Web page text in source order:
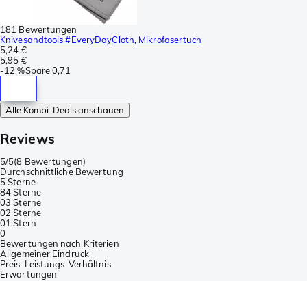
181 Bewertungen
Knivesandtools #EveryDayCloth, Mikrofasertuch
5,24 €
5,95 €
-12 %Spare0,71
Alle Kombi-Deals anschauen
Reviews
5/5(8 Bewertungen)
Durchschnittliche Bewertung
5 Sterne
84 Sterne
03 Sterne
02 Sterne
01 Stern
0
Bewertungen nach Kriterien
Allgemeiner Eindruck
Preis-Leistungs-Verhältnis
Erwartungen